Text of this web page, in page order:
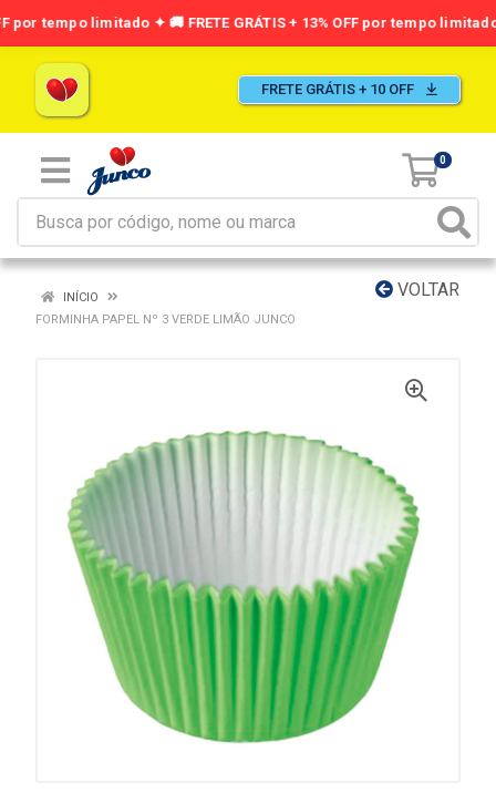
FRETE GRÁTIS + 10 OFF
0
VOLTAR
INÍCIO
FORMINHA PAPEL Nº 3 VERDE LIMÃO JUNCO